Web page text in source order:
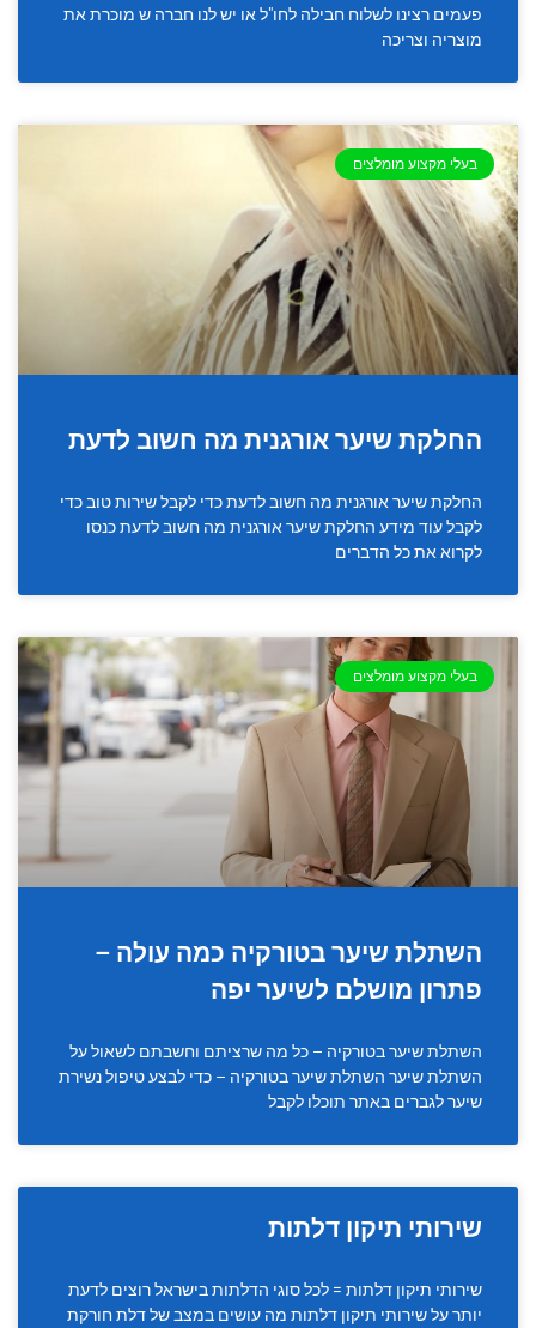
פעמים רצינו לשלוח חבילה לחו"ל או יש לנו חברה ש מוכרת את
מוצריה וצריכה
בעלי מקצוע מומלצים
החלקת שיער אורגנית מה חשוב לדעת
החלקת שיער אורגנית מה חשוב לדעת כדי לקבל שירות טוב כדי
לקבל עוד מידע החלקת שיער אורגנית מה חשוב לדעת כנסו
לקרוא את כל הדברים
בעלי מקצוע מומלצים
השתלת שיער בטורקיה כמה עולה –
פתרון מושלם לשיער יפה
השתלת שיער בטורקיה – כל מה שרציתם וחשבתם לשאול על
השתלת שיער השתלת שיער בטורקיה – כדי לבצע טיפול נשירת
שיער לגברים באתר תוכלו לקבל
שירותי תיקון דלתות
שירותי תיקון דלתות = לכל סוגי הדלתות בישראל רוצים לדעת
יותר על שירותי תיקון דלתות מה עושים במצב של דלת חורקת